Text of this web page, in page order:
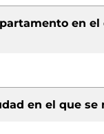
en el
en el que se